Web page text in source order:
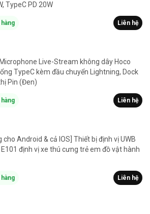
TypeC PD 20W
Liên hệ
Live-Stream không dây Hoco
TypeC kèm đầu chuyển Lightning, Dock
Pin (Đen)
Liên hệ
cho Android & cả IOS] Thiết bị định vị UWB
E101 định vị xe thú cưng trẻ em đồ vật hành
Liên hệ